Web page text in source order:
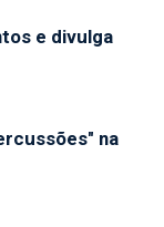
e divulga
na